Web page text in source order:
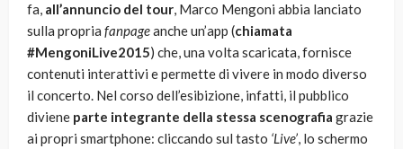
fa, all’annuncio del tour, Marco Mengoni abbia lanciato
sulla propria fanpageanche un’app (chiamata
#MengoniLive2015) che, una volta scaricata, fornisce
contenuti interattivi e permette di vivere in modo diverso
il concerto. Nel corso dell’esibizione, infatti, il pubblico
diviene parte integrante della stessa scenografia grazie
ai propri smartphone: cliccando sul tasto ‘Live’, lo schermo